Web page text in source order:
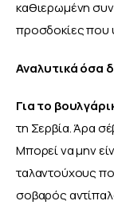
καθιερωμένη
προσδοκίες που
Αναλυτικά όσα
Για το
τη Σερβία. Άρα
Μπορεί να μην
ταλαντούχους
σοβαρός